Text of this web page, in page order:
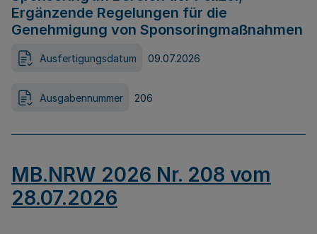
Ergänzende Regelungen für die
Genehmigung von Sponsoringmaßnahmen
Ausfertigungsdatum 09.07.2026
Ausgabennummer 206
MB.NRW 2026 Nr. 208 vom
28.07.2026